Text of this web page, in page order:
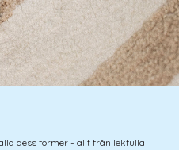
dess former - allt från lekfulla